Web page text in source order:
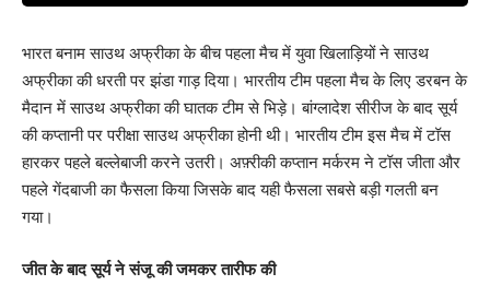
भारत बनाम साउथ अफ्रीका के बीच पहला मैच में युवा खिलाड़ियों ने साउथ
अफ्रीका की धरती पर झंडा गाड़ दिया। भारतीय टीम पहला मैच के लिए डरबन के
मैदान में साउथ अफ्रीका की घातक टीम से भिड़े। बांग्लादेश सीरीज के बाद सूर्य
की कप्तानी पर परीक्षा साउथ अफ्रीका होनी थी। भारतीय टीम इस मैच में टॉस
हारकर पहले बल्लेबाजी करने उतरी। अफ़्रीकी कप्तान मर्करम ने टॉस जीता और
पहले गेंदबाजी का फैसला किया जिसके बाद यही फैसला सबसे बड़ी गलती बन
गया।
जीत के बाद सूर्य ने संजू की जमकर तारीफ की